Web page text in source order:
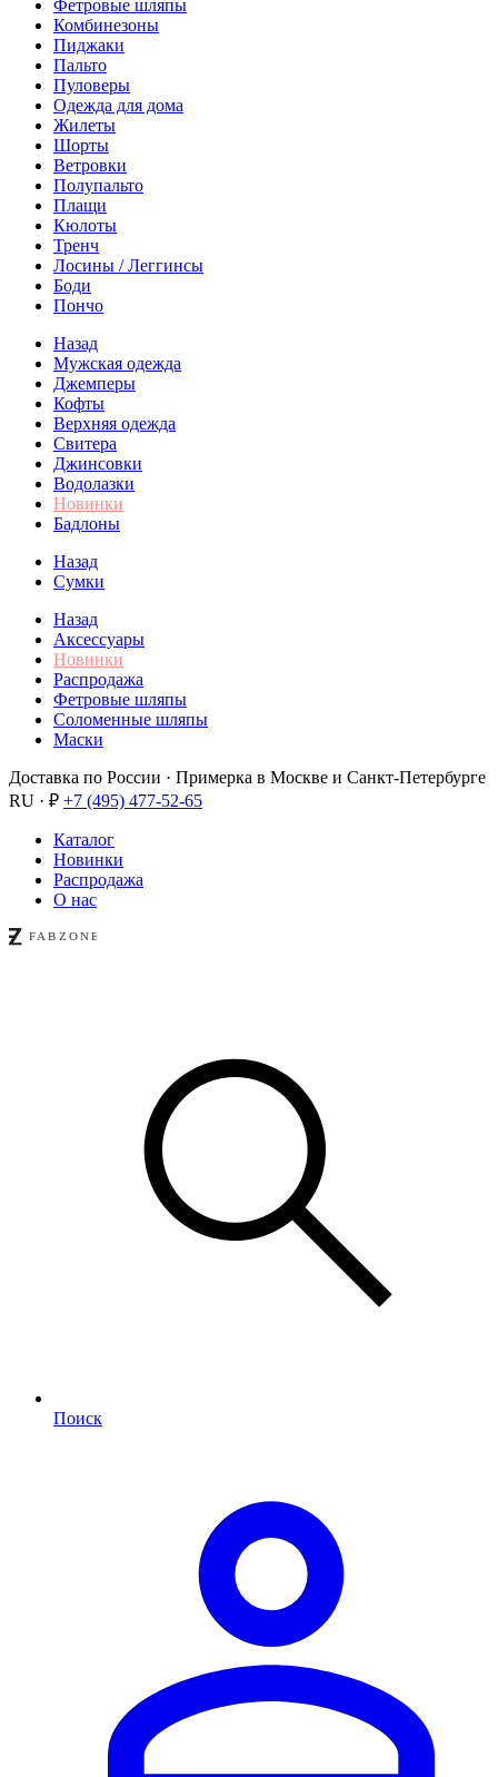
Фетровые шляпы
Комбинезоны
Пиджаки
Пальто
Пуловеры
Одежда для дома
Жилеты
Шорты
Ветровки
Полупальто
Плащи
Кюлоты
Тренч
Лосины / Леггинсы
Боди
Пончо
Назад
Мужская одежда
Джемперы
Кофты
Верхняя одежда
Свитера
Джинсовки
Водолазки
Новинки
Бадлоны
Назад
Сумки
Назад
Аксессуары
Новинки
Распродажа
Фетровые шляпы
Соломенные шляпы
Маски
Доставка по России · Примерка в Москве и Санкт-Петербурге
RU · ₽ +7 (495) 477-52-65
Каталог
Новинки
Распродажа
О нас
Поиск